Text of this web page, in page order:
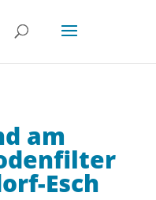
am
Esch